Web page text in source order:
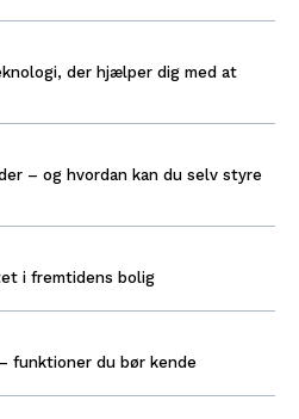
der hjælper dig med at
– og hvordan kan du selv styre
i fremtidens bolig
funktioner du bør kende